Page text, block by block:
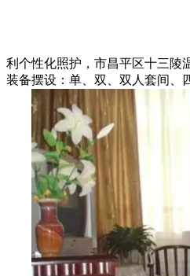
利个性化照护，市昌平区十三陵
装备摆设：单、双、双人套间